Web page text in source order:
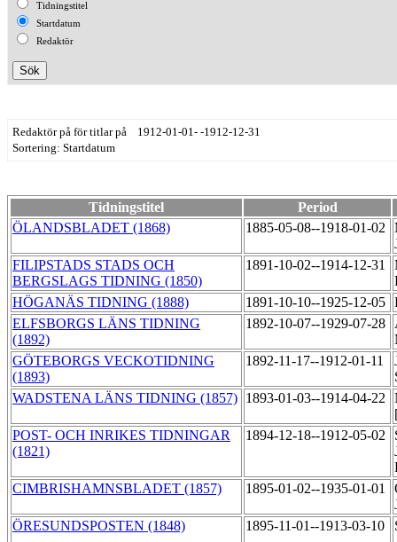
Tidningstitel
Startdatum
Redaktör
Redaktör på för titlar på 1912-01-01- -1912-12-31
Sortering: Startdatum
Tidningstitel
Period
ÖLANDSBLADET (1868)
1885-05-08--1918-01-02
FILIPSTADS STADS OCH
BERGSLAGS TIDNING (1850)
1891-10-02--1914-12-31
HÖGANÄS TIDNING (1888)
1891-10-10--1925-12-05
ELFSBORGS LÄNS TIDNING
(1892)
1892-10-07--1929-07-28
GÖTEBORGS VECKOTIDNING
(1893)
1892-11-17--1912-01-11
WADSTENA LÄNS TIDNING (1857) 1893-01-03--1914-04-22
POST- OCH INRIKES TIDNINGAR
(1821)
1894-12-18--1912-05-02
CIMBRISHAMNSBLADET (1857)
1895-01-02--1935-01-01
ÖRESUNDSPOSTEN (1848)
1895-11-01--1913-03-10